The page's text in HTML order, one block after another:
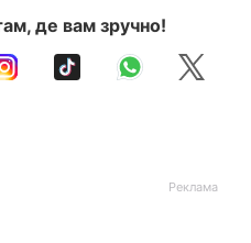
де вам зручно!